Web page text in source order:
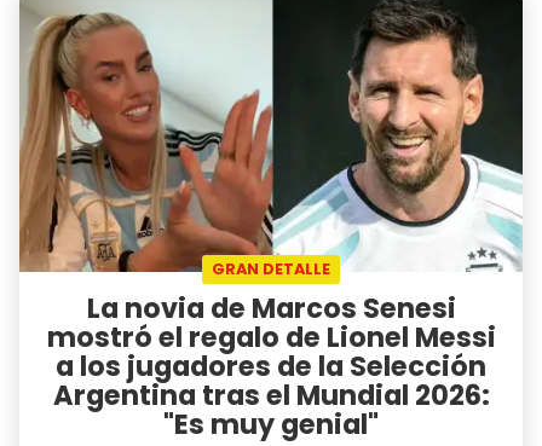
GRAN DETALLE
La novia de Marcos Senesi
mostró el regalo de Lionel Messi
a los jugadores de la Selección
Argentina tras el Mundial 2026:
"Es muy genial"